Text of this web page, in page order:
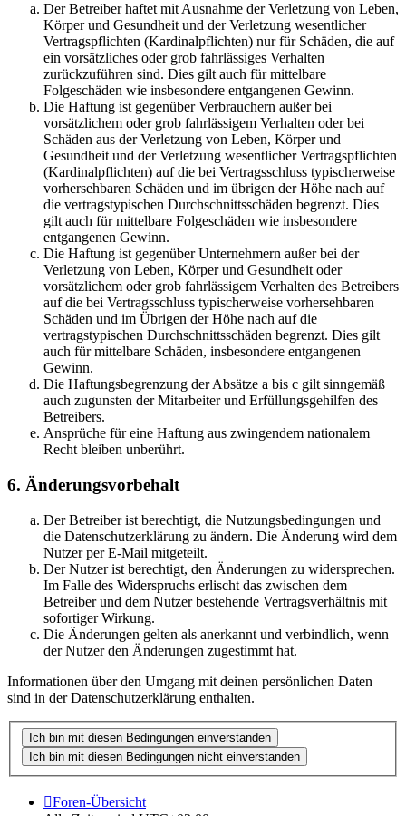
Der Betreiber haftet mit Ausnahme der Verletzung von Leben,
Körper und Gesundheit und der Verletzung wesentlicher
Vertragspflichten (Kardinalpflichten) nur für Schäden, die auf
ein vorsätzliches oder grob fahrlässiges Verhalten
zurückzuführen sind. Dies gilt auch für mittelbare
Folgeschäden wie insbesondere entgangenen Gewinn.
Die Haftung ist gegenüber Verbrauchern außer bei
vorsätzlichem oder grob fahrlässigem Verhalten oder bei
Schäden aus der Verletzung von Leben, Körper und
Gesundheit und der Verletzung wesentlicher Vertragspflichten
(Kardinalpflichten) auf die bei Vertragsschluss typischerweise
vorhersehbaren Schäden und im übrigen der Höhe nach auf
die vertragstypischen Durchschnittsschäden begrenzt. Dies
gilt auch für mittelbare Folgeschäden wie insbesondere
entgangenen Gewinn.
Die Haftung ist gegenüber Unternehmern außer bei der
Verletzung von Leben, Körper und Gesundheit oder
vorsätzlichem oder grob fahrlässigem Verhalten des Betreibers
auf die bei Vertragsschluss typischerweise vorhersehbaren
Schäden und im Übrigen der Höhe nach auf die
vertragstypischen Durchschnittsschäden begrenzt. Dies gilt
auch für mittelbare Schäden, insbesondere entgangenen
Gewinn.
Die Haftungsbegrenzung der Absätze a bis c gilt sinngemäß
auch zugunsten der Mitarbeiter und Erfüllungsgehilfen des
Betreibers.
Ansprüche für eine Haftung aus zwingendem nationalem
Recht bleiben unberührt.
6. Änderungsvorbehalt
Der Betreiber ist berechtigt, die Nutzungsbedingungen und
die Datenschutzerklärung zu ändern. Die Änderung wird dem
Nutzer per E-Mail mitgeteilt.
Der Nutzer ist berechtigt, den Änderungen zu widersprechen.
Im Falle des Widerspruchs erlischt das zwischen dem
Betreiber und dem Nutzer bestehende Vertragsverhältnis mit
sofortiger Wirkung.
Die Änderungen gelten als anerkannt und verbindlich, wenn
der Nutzer den Änderungen zugestimmt hat.
Informationen über den Umgang mit deinen persönlichen Daten
sind in der Datenschutzerklärung enthalten.
Foren-Übersicht